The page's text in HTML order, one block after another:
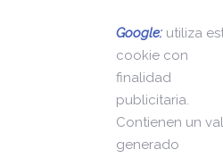
Google: utiliza
cookie con
finalidad
publicitaria.
Contienen un
generado